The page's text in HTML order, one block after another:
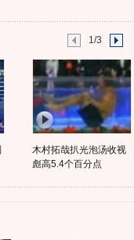
1/3
木村拓哉扒光泡汤收视
彪高5.4个百分点